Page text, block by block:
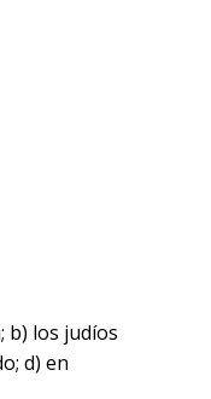
b) los judíos
d) en